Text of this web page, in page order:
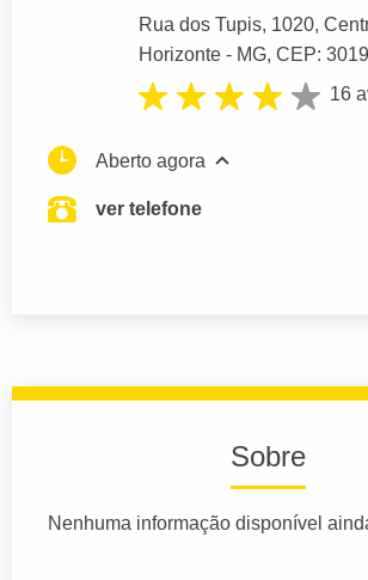
Rua dos Tupis, 1020,
Horizonte - MG, CEP:
16
Aberto agora
ver telefone
Sobre
Nenhuma informação disponível